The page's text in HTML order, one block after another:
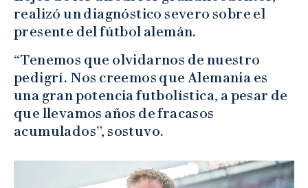
realizó un diagnóstico severo sobre el
presente del fútbol alemán.
“Tenemos que olvidarnos de nuestro
pedigrí. Nos creemos que Alemania es
una gran potencia futbolística, a pesar de
que llevamos años de fracasos
acumulados”, sostuvo.